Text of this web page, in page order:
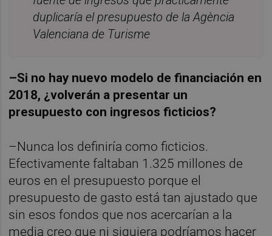
duplicaría el presupuesto de la Agència
Valenciana de Turisme
–Si no hay nuevo modelo de financiación en
2018, ¿volverán a presentar un
presupuesto con ingresos ficticios?
–Nunca los definiría como ficticios.
Efectivamente faltaban 1.325 millones de
euros en el presupuesto porque el
presupuesto de gasto está tan ajustado que
sin esos fondos que nos acercarían a la
media creo que ni siquiera podríamos hacer